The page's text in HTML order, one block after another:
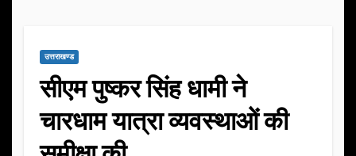
उत्तराखण्ड
सीएम पुष्कर सिंह धामी ने
चारधाम यात्रा व्यवस्थाओं की